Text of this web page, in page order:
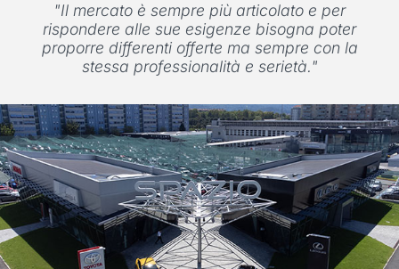
"Il mercato è sempre più articolato e per
rispondere alle sue esigenze bisogna poter
proporre differenti offerte ma sempre con la
stessa professionalità e serietà."